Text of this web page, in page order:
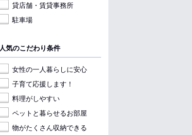
貸店舗・賃貸事務所
駐車場
人気のこだわり条件
女性の一人暮らしに安心
子育て応援します！
料理がしやすい
ペットと暮らせるお部屋
物がたくさん収納できる